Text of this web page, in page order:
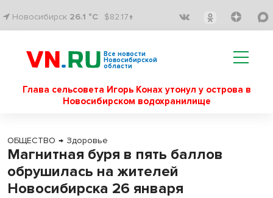
Новосибирск 26.1 °C $82.17↑
Все новости
Новосибирской
области
Глава сельсовета Игорь Конах утонул у острова в
Новосибирском водохранилище
ОБЩЕСТВО → Здоровье
Магнитная буря в пять баллов
обрушилась на жителей
Новосибирска 26 января